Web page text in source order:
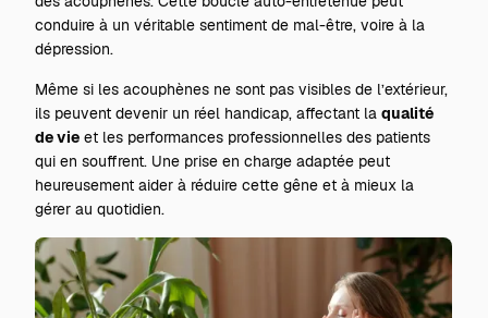
conduire à un véritable sentiment de mal-être, voire à la
dépression.
Même si les acouphènes ne sont pas visibles de l’extérieur,
ils peuvent devenir un réel handicap, affectant laqualité
de vie et les performances professionnelles des patients
qui en souffrent. Une prise en charge adaptée peut
heureusement aider à réduire cette gêne et à mieux la
gérer au quotidien.